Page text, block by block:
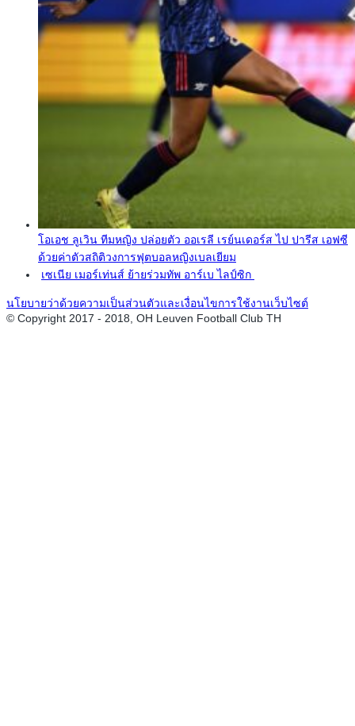
โอเอช ลูเวิน ทีมหญิง ปล่อยตัว ออเรลี เรย์นเดอร์ส ไป ปารีส เอฟซี
ด้วยค่าตัวสถิติวงการฟุตบอลหญิงเบลเยียม
เซเนีย เมอร์เท่นส์ ย้ายร่วมทัพ อาร์เบ ไลป์ซิก
นโยบายว่าด้วยความเป็นส่วนตัวและเงื่อนไขการใช้งานเว็บไซต์
© Copyright 2017 - 2018, OH Leuven Football Club TH